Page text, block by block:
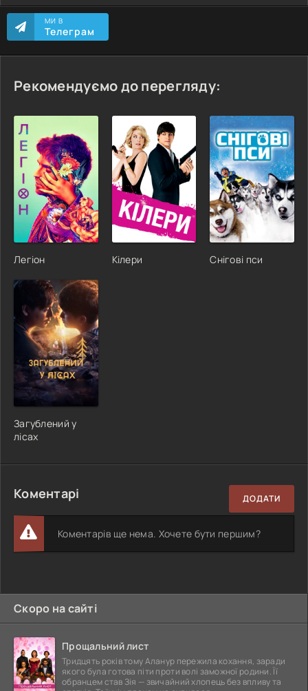
МИ В
Телеграм
Рекомендуємо до перегляду:
Легіон Кілери Снігові пси
Загублений у
лісах
Коментарі ДОДАТИ
Коментарів ще нема. Хочете бути першим?
Скоро на сайті
Прощальний лист
Тридцять років тому Аланур пережила кохання, заради
якого була готова піти проти волі заможної родини. Її
обранцем став Зія — звичайний хлопець без впливу та